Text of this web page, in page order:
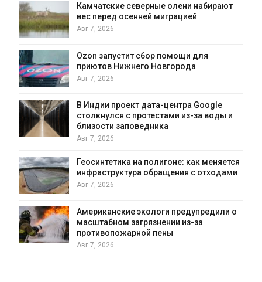
набирают
для
Google
из-за воды и
как меняется
с отходами
о
из-за
Тайфун, засуха и пожары:
несколько регионов
Солнечные панели над
воду
Авг 7, 2026
Авг 7, 2026
уборку контейнерных
Авг 7, 2026